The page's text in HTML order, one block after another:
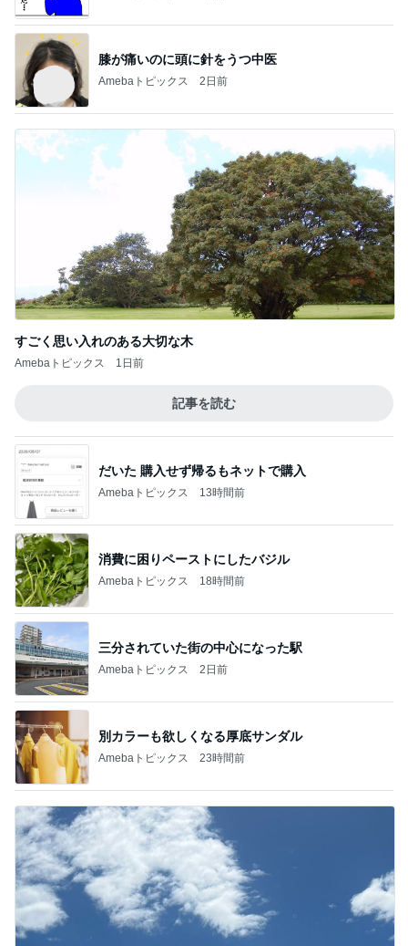
膝が痛いのに頭に針をうつ中医
Amebaトピックス 2日前
すごく思い入れのある大切な木
Amebaトピックス 1日前
記事を読む
だいた 購入せず帰るもネットで購入
Amebaトピックス 13時間前
消費に困りペーストにしたバジル
Amebaトピックス 18時間前
三分されていた街の中心になった駅
Amebaトピックス 2日前
別カラーも欲しくなる厚底サンダル
Amebaトピックス 23時間前